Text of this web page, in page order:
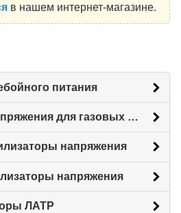
в нашем интернет-магазине.
питания
Стабилизаторы напряжения для газовых котлов
напряжения
напряжения
ЛАТР